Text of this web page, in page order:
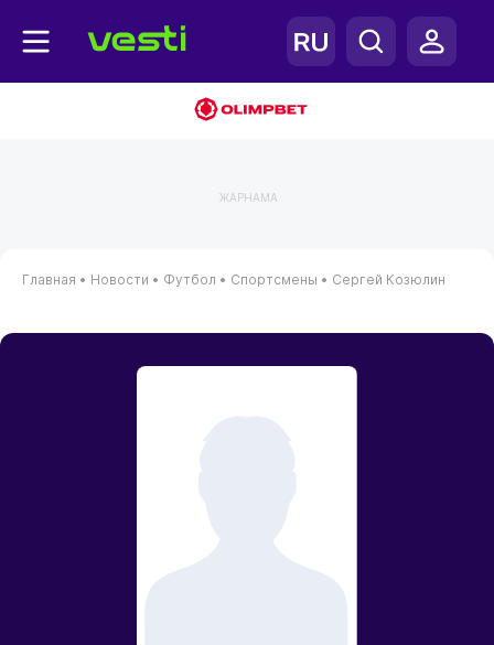
ЖАРНАМА
Главная • Новости • Футбол • Спортсмены • Сергей Козюлин